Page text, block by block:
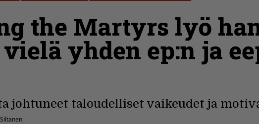
the Martyrs lyö
yhden ep:n ja
johtuneet taloudelliset vaikeudet ja